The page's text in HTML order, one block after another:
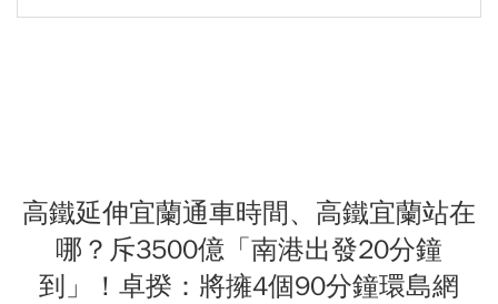
高鐵延伸宜蘭通車時間、高鐵宜蘭站在
哪？斥3500億「南港出發20分鐘
到」！卓揆：將擁4個90分鐘環島網